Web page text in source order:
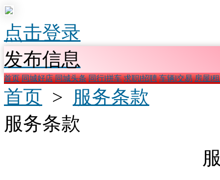
点击登录
发布信息
首页 同城好店 同城头条 同行l拼车 求职l招聘 车辆l交易 房屋l
首页 > 服务条款
服务条款